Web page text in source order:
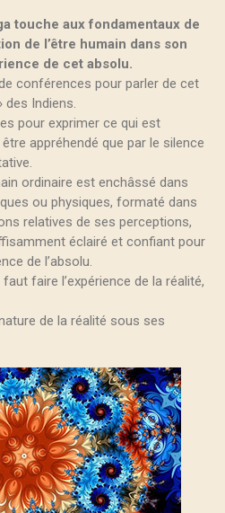
touche aux fondamentaux de
de l’être humain dans son
de cet absolu.
conférences pour parler de cet
des Indiens.
pour exprimer ce qui est
appréhendé que par le silence
ordinaire est enchâssé dans
ou physiques, formaté dans
relatives de ses perceptions,
éclairé et confiant pour
de l’absolu.
faire l’expérience de la réalité,
de la réalité sous ses